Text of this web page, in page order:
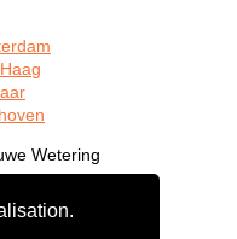
Wetering
aan